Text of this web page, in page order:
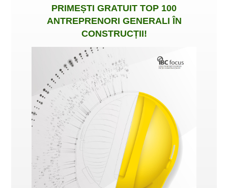
PRIMEȘTI GRATUIT TOP 100
ANTREPRENORI GENERALI ÎN
CONSTRUCȚII!